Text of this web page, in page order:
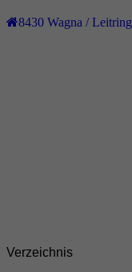
8430 Wagna / Leitring
Verzeichnis